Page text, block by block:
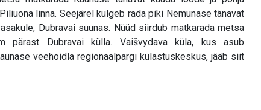
linna. Seejärel kulgeb rada piki Nemunase tänavat
Dubravai suunas. Nüüd siirdub matkarada metsa
pärast Dubravai külla. Vaišvydava küla, kus asub
veehoidla regionaalpargi külastuskeskus, jääb siit